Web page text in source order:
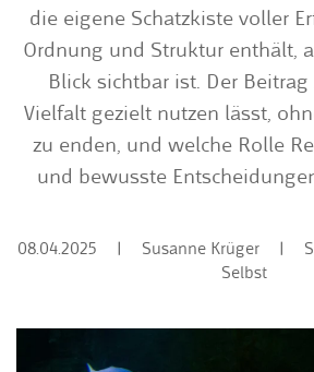
die eigene Schatzkiste voller
Ordnung und Struktur enthält,
Blick sichtbar ist. Der
Vielfalt gezielt nutzen lässt,
zu enden, und welche Rolle
und bewusste
08.04.2025 | Susanne Krüger|
Selbst